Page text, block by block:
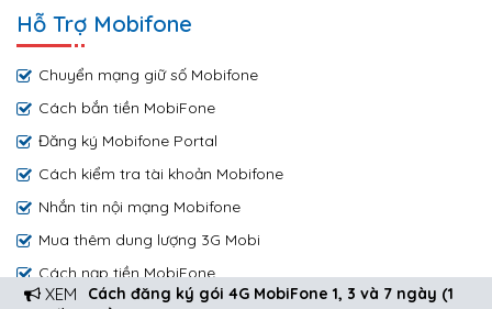
XEM
Cách đăng ký gói 4G MobiFone 1, 3 và 7 ngày (1
Hỗ Trợ Mobifone
Chuyển mạng giữ số Mobifone
Cách bắn tiền MobiFone
Đăng ký Mobifone Portal
Cách kiểm tra tài khoản Mobifone
Nhắn tin nội mạng Mobifone
Mua thêm dung lượng 3G Mobi
Cách nạp tiền MobiFone